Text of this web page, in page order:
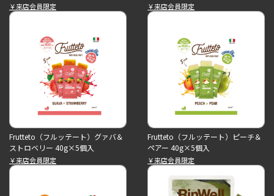
￥来店会員限定 ￥来店会員限定
Frutteto（フルッテート）グァバ＆
ストロベリー 40g×5個入
￥来店会員限定
Frutteto（フルッテート）ピーチ＆
ペアー 40g×5個入
￥来店会員限定